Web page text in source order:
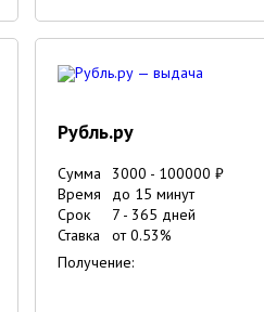
Рубль.ру
Сумма 3000 - 100000 ₽
Время
до 15 минут
Срок
7- 365 дней
Ставка
от0.53%
Получение: